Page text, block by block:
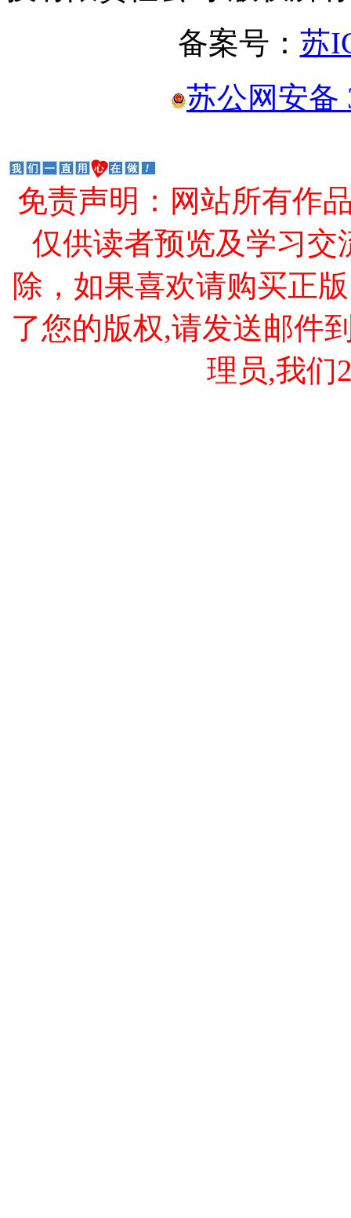
备案号： 苏
苏公网安备
免责声明：网站所有作
仅供读者预览及学习交
除，如果喜欢请购买正
了您的版权,请发送邮件
理员,我们